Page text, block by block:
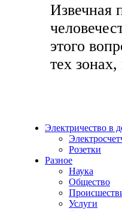
Извечная
этого
тех
Электричество в
Розетки
Разное
Наука
Общество
Услуги